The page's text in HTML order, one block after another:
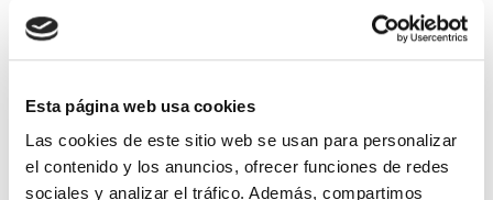
Esta página web usa cookies
Las cookies de este sitio web se usan para personalizar
el contenido y los anuncios, ofrecer funciones de redes
sociales y analizar el tráfico. Además, compartimos
también
facilita la adherencia y permite ajustar las terapias a las
características individuales de cada persona.
Participación activa